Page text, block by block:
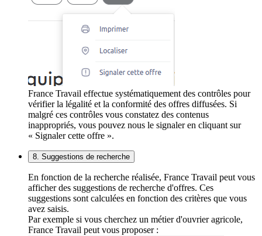
France Travail effectue systématiquement des contrôles pour
vérifier la légalité et la conformité des offres diffusées. Si
malgré ces contrôles vous constatez des contenus
inappropriés, vous pouvez nous le signaler en cliquant sur
« Signaler cette offre ».
8. Suggestions de recherche
En fonction de la recherche réalisée, France Travail peut vous
afficher des suggestions de recherche d'offres. Ces
suggestions sont calculées en fonction des critères que vous
avez saisis.
Par exemple si vous cherchez un métier d'ouvrier agricole,
France Travail peut vous proposer :